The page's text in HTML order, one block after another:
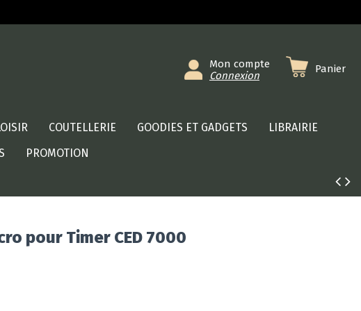
Mon compte
Connexion
Panier
COUTELLERIE GOODIES ET GADGETS
LIBRAIRIE
PROMOTION
pour Timer CED 7000